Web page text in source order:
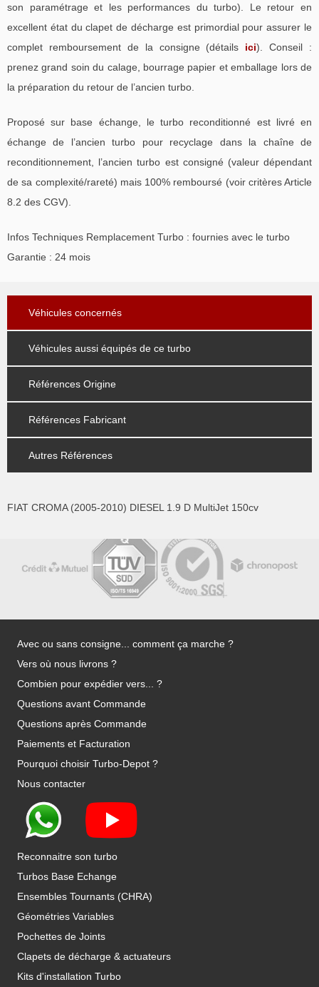
son paramétrage et les performances du turbo). Le retour en
excellent état du clapet de décharge est primordial pour assurer le
complet remboursement de la consigne (détails ici). Conseil :
prenez grand soin du calage, bourrage papier et emballage lors de
la préparation du retour de l’ancien turbo.
Proposé sur base échange, le turbo reconditionné est livré en
échange de l’ancien turbo pour recyclage dans la chaîne de
reconditionnement, l’ancien turbo est consigné (valeur dépendant
de sa complexité/rareté) mais 100% remboursé (voir critères Article
8.2 des CGV).
Infos Techniques Remplacement Turbo : fournies avec le turbo
Garantie : 24 mois
Véhicules concernés
Véhicules aussi équipés de ce turbo
Références Origine
Références Fabricant
Autres Références
FIAT CROMA (2005-2010) DIESEL 1.9 D MultiJet 150cv
Avec ou sans consigne... comment ça marche ?
Vers où nous livrons ?
Combien pour expédier vers... ?
Questions avant Commande
Questions après Commande
Paiements et Facturation
Pourquoi choisir Turbo-Depot ?
Nous contacter
Reconnaitre son turbo
Turbos Base Echange
Ensembles Tournants (CHRA)
Géométries Variables
Pochettes de Joints
Clapets de décharge & actuateurs
Kits d'installation Turbo